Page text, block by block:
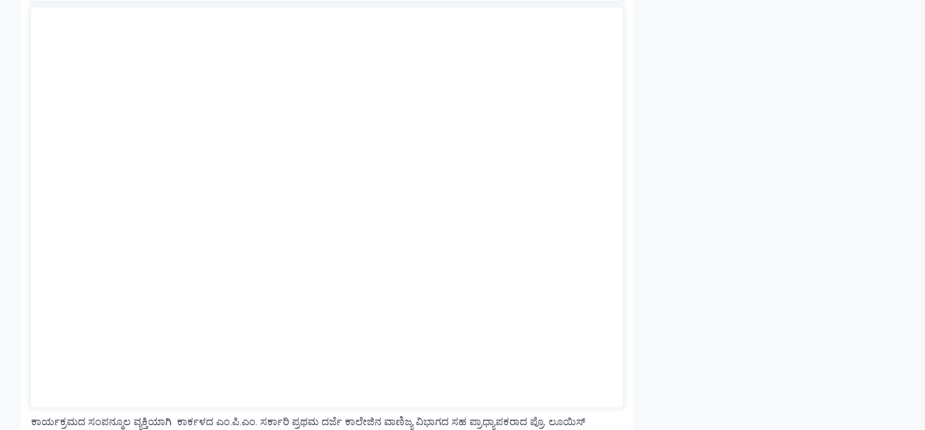
ಕಾರ್ಯಕ್ರಮದ ಸಂಪನ್ಮೂಲ ವ್ಯಕ್ತಿಯಾಗಿ ಕಾರ್ಕಳದ ಎಂ.ಪಿ.ಎಂ. ಸರ್ಕಾರಿ ಪ್ರಥಮ ದರ್ಜೆ ಕಾಲೇಜಿನ ವಾಣಿಜ್ಯ ವಿಭಾಗದ ಸಹ ಪ್ರಾಧ್ಯಾಪಕರಾದ ಪ್ರೊ. ಲೂಯಿಸ್